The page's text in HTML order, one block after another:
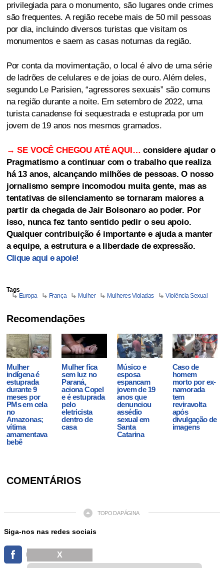
privilegiada para o monumento, são lugares onde crimes
são frequentes. A região recebe mais de 50 mil pessoas
por dia, incluindo diversos turistas que visitam os
monumentos e saem as casas noturnas da região.
Por conta da movimentação, o local é alvo de uma série
de ladrões de celulares e de joias de ouro. Além deles,
segundo Le Parisien, “agressores sexuais” são comuns
na região durante a noite. Em setembro de 2022, uma
turista canadense foi sequestrada e estuprada por um
jovem de 19 anos nos mesmos gramados.
→ SE VOCÊ CHEGOU ATÉ AQUI… considere ajudar o
Pragmatismo a continuar com o trabalho que realiza
há 13 anos, alcançando milhões de pessoas. O nosso
jornalismo sempre incomodou muita gente, mas as
tentativas de silenciamento se tornaram maiores a
partir da chegada de Jair Bolsonaro ao poder. Por
isso, nunca fez tanto sentido pedir o seu apoio.
Qualquer contribuição é importante e ajuda a manter
a equipe, a estrutura e a liberdade de expressão.
Clique aqui e apoie!
Tags
Europa
França Mulher Mulheres Violadas Violência Sexual
Recomendações
Mulher
indígena é
estuprada
durante 9
meses por
PMs em cela
no
Amazonas;
vítima
amamentava
bebê
Mulher fica
sem luz no
Paraná,
aciona Copel
e é estuprada
pelo
eletricista
dentro de
casa
Músico e
esposa
espancam
jovem de 19
anos que
denunciou
assédio
sexual em
Santa
Catarina
Caso de
homem
morto por ex-
namorada
tem
reviravolta
após
divulgação de
imagens
COMENTÁRIOS
TOPO DA PÁGINA
Siga-nos nas redes sociais
X